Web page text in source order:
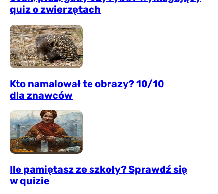
quiz o zwierzętach
Kto namalował te obrazy? 10/10
dla znawców
Ile pamiętasz ze szkoły? Sprawdź się
w quizie